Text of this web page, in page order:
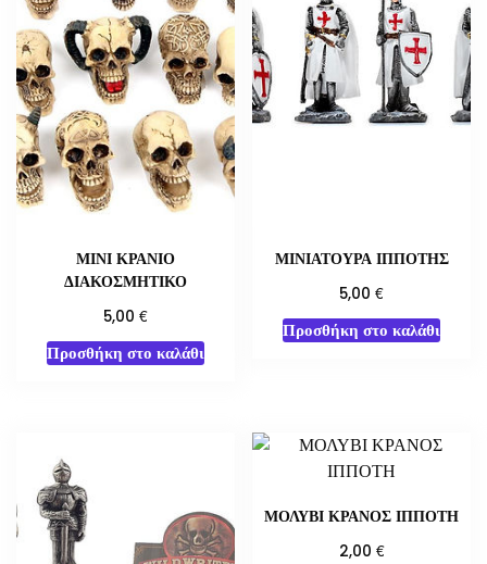
ΜΙΝΙ ΚΡΑΝΙΟ
ΔΙΑΚΟΣΜΗΤΙΚΟ
5,00 €
Προσθήκη στο καλάθι
ΜΙΝΙΑΤΟΥΡΑ ΙΠΠΟΤΗΣ
5,00€
Προσθήκη στο καλάθι
ΜΟΛΥΒΙ ΚΡΑΝΟΣ ΙΠΠΟΤΗ
2,00 €